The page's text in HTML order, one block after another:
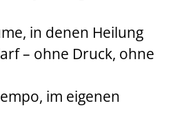
in denen Heilung
– ohne Druck, ohne
im eigenen